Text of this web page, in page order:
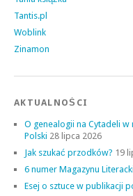
Tantis.pl
Woblink
Zinamon
AKTUALNOŚCI
O genealogii na Cytadeli
Polski 28 lipca 2026
Jak szukać przodków? 19
6 numer Magazynu
Esej o sztuce w publikacji